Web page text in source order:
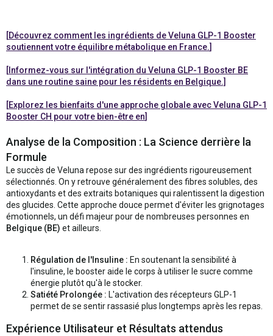
[Découvrez comment les ingrédients de Veluna GLP-1 Booster
soutiennent votre équilibre métabolique en France.]
[ Informez-vous sur l'intégration du Veluna GLP-1 Booster BE
dans une routine saine pour les résidents en Belgique.]
[Explorez les bienfaits d'une approche globale avecVeluna GLP-1
Booster CH pour votre bien-être en]
Analyse de la Composition : La Science derrière la
Formule
Le succès de Veluna repose sur des ingrédients rigoureusement
sélectionnés. On y retrouve généralement des fibres solubles, des
antioxydants et des extraits botaniques qui ralentissent la digestion
des glucides. Cette approche douce permet d'éviter les grignotages
émotionnels, un défi majeur pour de nombreuses personnes en
Belgique (BE) et ailleurs.
Régulation de l'Insuline : En soutenant la sensibilité à
l'insuline, le booster aide le corps à utiliser le sucre comme
énergie plutôt qu'à le stocker.
Satiété Prolongée : L'activation des récepteurs GLP-1
permet de se sentir rassasié plus longtemps après les repas.
Expérience Utilisateur et Résultats attendus